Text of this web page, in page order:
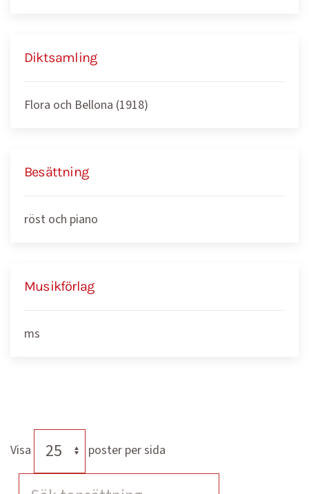
Diktsamling
Flora och Bellona (1918)
Besättning
röst och piano
Musikförlag
ms
Visa poster per sida